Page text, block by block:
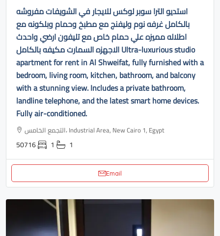
استديو الترا سوبر لوكس للايجار في الشويفات مفروشه
بالكامل غرفه نوم وليفنج مع مطبخ وحمام وبلكونه مع
اطلاله مميزه علي حمام خاص مع تليفون ارضي واحدث
الاجهزه السمارت مكيفه بالكامل Ultra-luxurious studio
apartment for rent in Al Shweifat, fully furnished with a
bedroom, living room, kitchen, bathroom, and balcony
with a stunning view. Includes a private bathroom,
landline telephone, and the latest smart home devices.
Fully air-conditioned.
التجمع الخامس، Industrial Area, New Cairo 1, Egypt
50716 1 1
Email